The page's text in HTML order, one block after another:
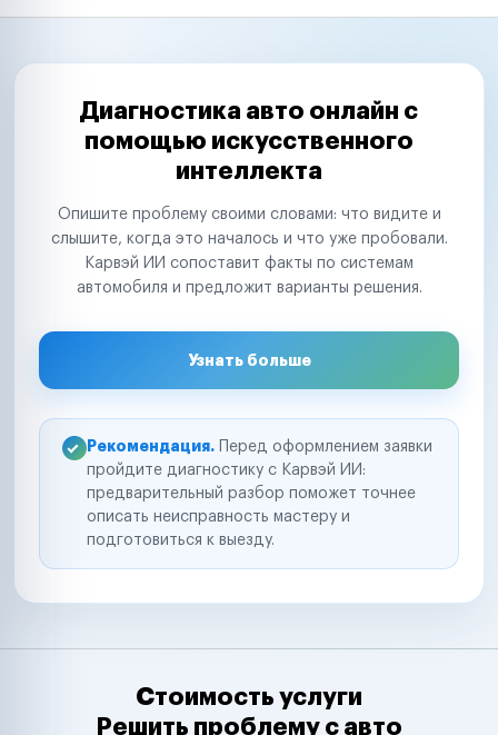
Диагностика авто онлайн с
помощью искусственного
интеллекта
Опишите проблему своими словами: что видите и
слышите, когда это началось и что уже пробовали.
Карвэй ИИ сопоставит факты по системам
автомобиля и предложит варианты решения.
Узнать больше
Рекомендация. Перед оформлением заявки
пройдите диагностику с Карвэй ИИ:
предварительный разбор поможет точнее
описать неисправность мастеру и
подготовиться к выезду.
Стоимость услуги
Решить проблему с авто